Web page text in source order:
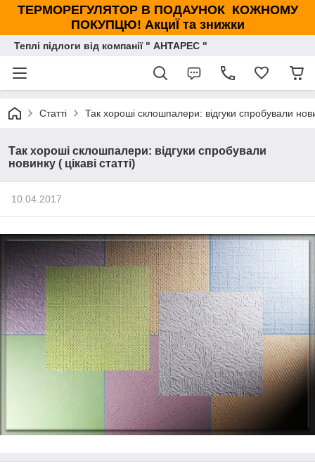
ТЕРМОРЕГУЛЯТОР В ПОДАУНОК КОЖНОМУ
ПОКУПЦЮ! АкциЇ та знижки
Теплі підлоги від компанії " АНТАРЕС "
Статті Так хороші склошпалери: відгуки спробували
Так хороші склошпалери: відгуки спробували
новинку ( цікаві статті)
10.04.2017